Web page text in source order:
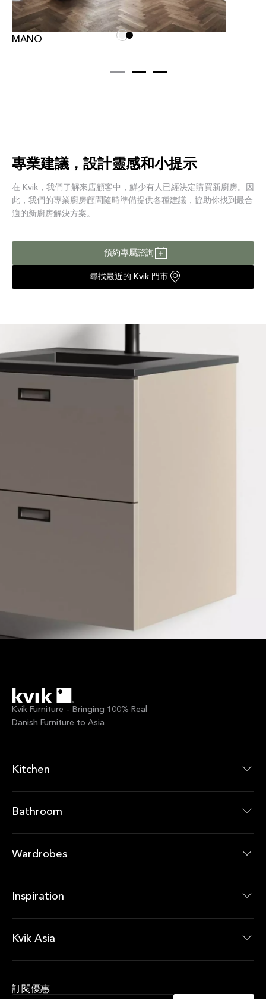
MANO
專業建議，設計靈感和小提示
在 Kvik，我們了解來店顧客中，鮮少有人已經決定購買新廚房。因
此，我們的專業廚房顧問隨時準備提供各種建議，協助你找到最合
適的新廚房解決方案。
預約專屬諮詢
尋找最近的 Kvik 門市
Kvik Furniture – Bringing 100% Real
Danish Furniture to Asia
Kitchen
廚房產品
Bathroom
浴室產品
Wardrobes
衣櫃產品
Inspiration
即時優惠
Kvik Asia
Sustainable Kitchen
訂閱優惠